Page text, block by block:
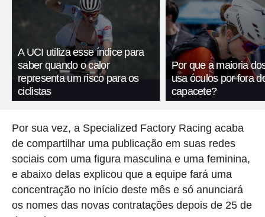
A UCI utiliza esse índice para
saber quando o calor
representa um risco para os
ciclistas
Por que a maioria
usa óculos por fora
capacete?
Por sua vez, a Specialized Factory Racing acaba
de compartilhar uma publicação em suas redes
sociais com uma figura masculina e uma feminina,
e abaixo delas explicou que a equipe fará uma
concentração no início deste mês e só anunciará
os nomes das novas contratações depois de 25 de